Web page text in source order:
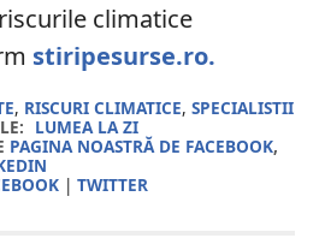
climatice
stiripesurse.ro.
, RISCURI CLIMATICE, SPECIALISTII
LUMEA LA ZI
PAGINA NOASTRĂ DE FACEBOOK,
| TWITTER